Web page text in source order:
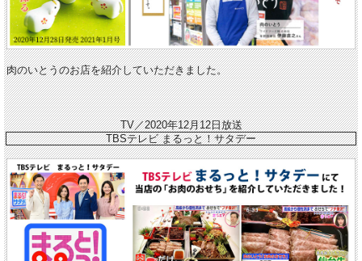
肉のいとうのお店を紹介していただきました。
TV／2020年12月12日放送
TBSテレビ まるっと！サタデー